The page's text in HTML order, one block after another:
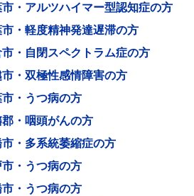
・アルツハイマー型認知症の方
・軽度精神発達遅滞の方
・自閉スペクトラム症の方
・双極性感情障害の方
・うつ病の方
・咽頭がんの方
・多系統萎縮症の方
・うつ病の方
・うつ病の方